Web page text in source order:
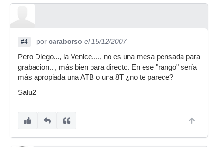
#4 por caraborso el 15/12/2007
Pero Diego..., la Venice...., no es una mesa pensada para
grabacion..., más bien para directo. En ese "rango" sería
más apropiada una ATB o una 8T ¿no te parece?
Salu2